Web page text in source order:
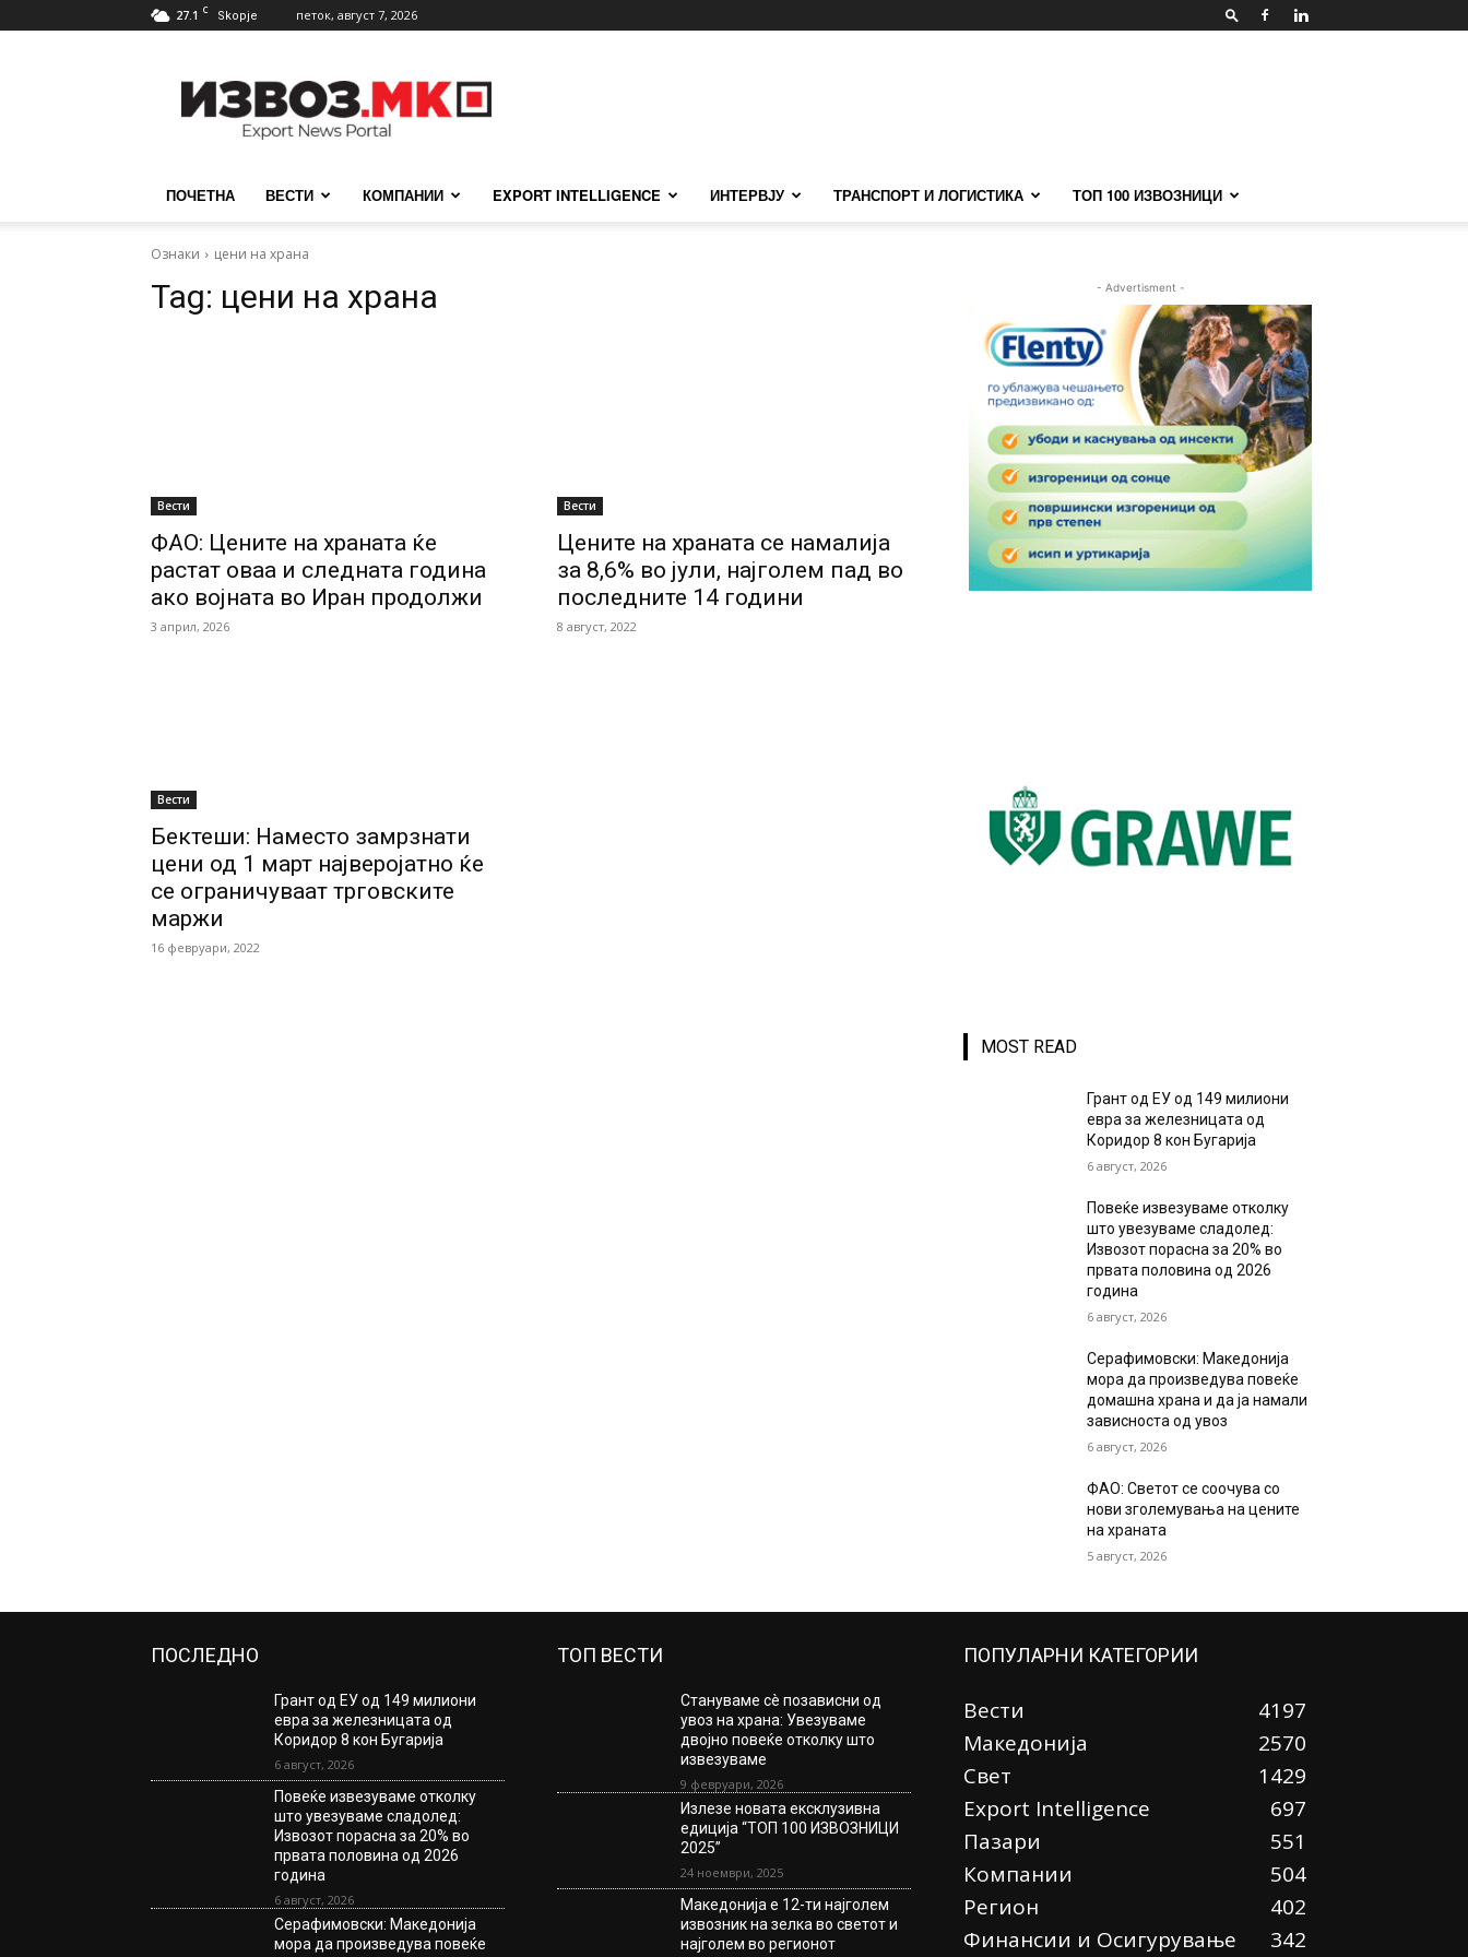
27.1 C Skopje петок, август 7, 2026
ПОЧЕТНА ВЕСТИ КОМПАНИИ EXPORT INTELLIGENCE ИНТЕРВЈУ ТРАНСПОРТ И ЛОГИСТИКА ТОП 100 ИЗВОЗНИЦИ
Ознаки цени на храна
Tag: цени на храна
Вести
ФАО: Цените на храната ќе
растат оваа и следната година
ако војната во Иран продолжи
3 април, 2026
Вести
Цените на храната се намалија
за 8,6% во јули, најголем пад во
последните 14 години
8 август, 2022
Вести
Бектеши: Наместо замрзнати
цени од 1 март најверојатно ќе
се ограничуваат трговските
маржи
16 февруари, 2022
- Advertisment -
MOST READ
Грант од ЕУ од 149 милиони
евра за железницата од
Коридор 8 кон Бугарија
6 август, 2026
Повеќе извезуваме отколку
што увезуваме сладолед:
Извозот порасна за 20% во
првата половина од 2026
година
6 август, 2026
Серафимовски: Македонија
мора да произведува повеќе
домашна храна и да ја намали
зависноста од увоз
6 август, 2026
ФАО: Светот се соочува со
нови зголемувања на цените
на храната
5 август, 2026
ПОСЛЕДНО
Грант од ЕУ од 149 милиони
евра за железницата од
Коридор 8 кон Бугарија
6 август, 2026
Повеќе извезуваме отколку
што увезуваме сладолед:
Извозот порасна за 20% во
првата половина од 2026
година
6 август, 2026
Серафимовски: Македонија
мора да произведува повеќе
ТОП ВЕСТИ
Стануваме сè позависни од
увоз на храна: Увезуваме
двојно повеќе отколку што
извезуваме
9 февруари, 2026
Излезе новата ексклузивна
едиција “ТОП 100 ИЗВОЗНИЦИ
2025”
24 ноември, 2025
Македонија е 12-ти најголем
извозник на зелка во светот и
најголем во регионот
ПОПУЛАРНИ КАТЕГОРИИ
Вести
4197
Македонија
2570
Свет
1429
Еxport Intelligence
697
Пазари
551
Компании
504
Регион
402
Финансии и Осигурување
342